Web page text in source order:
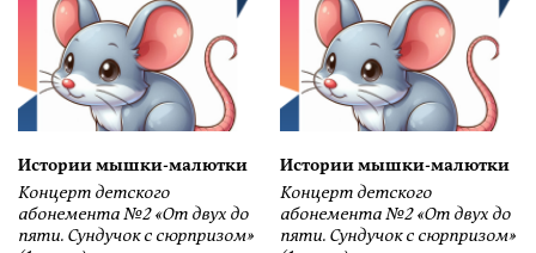
Истории мышки-малютки
Концерт детского
абонемента №2 «От двух до
пяти. Сундучок с сюрпризом»
Истории мышки-малютки
Концерт детского
абонемента №2 «От двух до
пяти. Сундучок с сюрпризом»